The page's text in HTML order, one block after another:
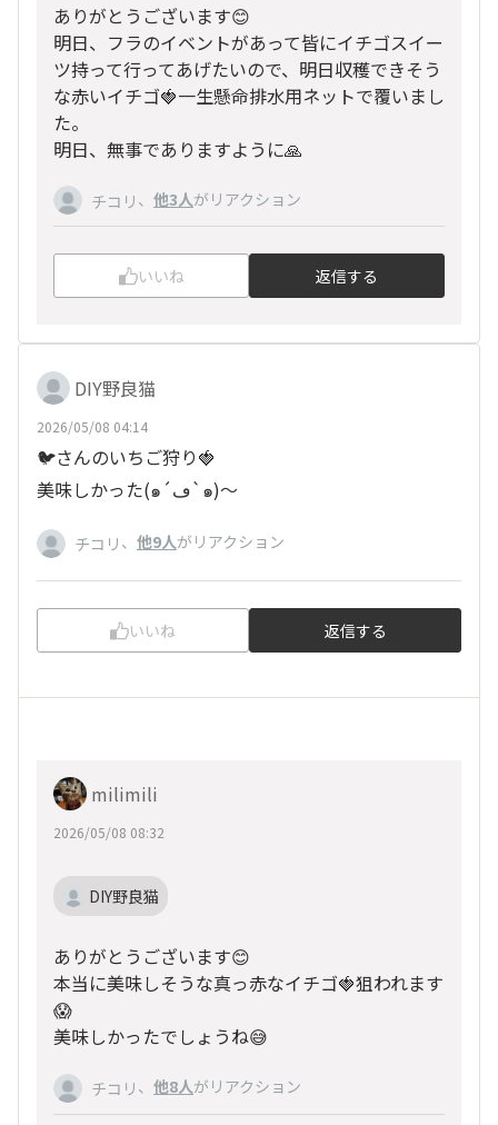
ありがとうございます😊
明日、フラのイベントがあって皆にイチゴスイー
ツ持って行ってあげたいので、明日収穫できそう
な赤いイチゴ🍓一生懸命排水用ネットで覆いまし
た。
明日、無事でありますように🙏
チコリ 、 他3人がリアクション
いいね 返信する
DIY野良猫
2026/05/08 04:14
🐦️さんのいちご狩り🍓
美味しかった(๑´ڡ`๑)〜
チコリ 、 他9人がリアクション
いいね 返信する
milimili
2026/05/08 08:32
DIY野良猫
ありがとうございます😊
本当に美味しそうな真っ赤なイチゴ🍓狙われます
😱
美味しかったでしょうね😅
チコリ 、 他8人がリアクション